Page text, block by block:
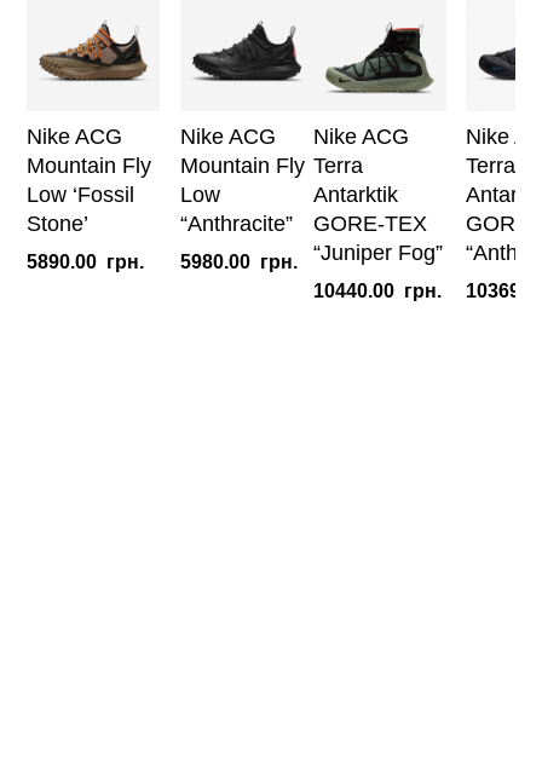
Nike ACG
Mountain Fly
Low ‘Fossil
Stone’
5890.00 грн.
Nike ACG
Mountain Fly
Low
“Anthracite”
5980.00 грн.
Nike ACG
Terra
Antarktik
GORE-TEX
“Juniper Fog”
10440.00 грн.
Nike
Terra